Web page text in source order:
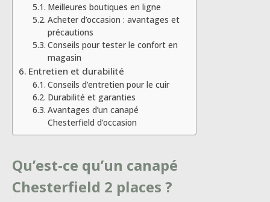
Meilleures boutiques en ligne
Acheter d’occasion : avantages et
précautions
Conseils pour tester le confort en
magasin
Entretien et durabilité
Conseils d’entretien pour le cuir
Durabilité et garanties
Avantages d’un canapé
Chesterfield d’occasion
Qu’est-ce qu’un canapé
Chesterfield 2 places ?